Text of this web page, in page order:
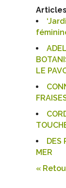
LE
DES
MER
«